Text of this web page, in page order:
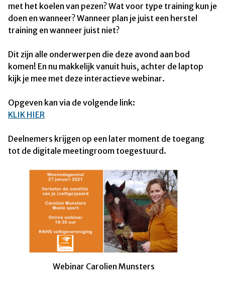
met het koelen van pezen? Wat voor type training kun je
doen en wanneer? Wanneer plan je juist een herstel
training en wanneer juist niet?
Dit zijn alle onderwerpen die deze avond aan bod
komen! En nu makkelijk vanuit huis, achter de laptop
kijk je mee met deze interactieve webinar.
Opgeven kan via de volgende link:
KLIK HIER
Deelnemers krijgen op een later moment de toegang
tot de digitale meetingroom toegestuurd.
Webinar Carolien Munsters